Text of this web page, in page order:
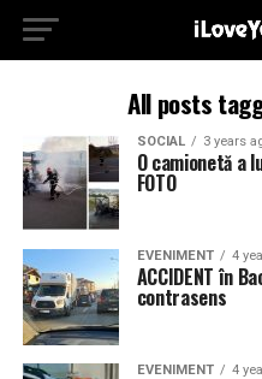
All posts
SOCIAL 3 years
O camionetă a
FOTO
EVENIMENT 4
ACCIDENT în
contrasens
EVENIMENT 4